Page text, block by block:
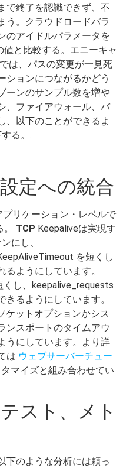
で終了を認識できず、不
う。クラウドロードバラ
のアイドルパラメータを
と比較する。エニーキャ
は、パスの変更が一見死
ションにつながるかどう
ーンのサンプル数を増や
、ファイアウォール、バ
、以下のことができるよ
る。.
定への統合
リケーション・レベルで
TCP Keepaliveは実現す
にし、
を短くし
ようにしています。
し、keepalive_requests
るようにしています。
ケットオプションかシス
ンスポートのタイムアウ
うにしています。より詳
は ウェブサーバーチュー
マイズと組み合わせてい
スト、メト
下のような分析には頼っ